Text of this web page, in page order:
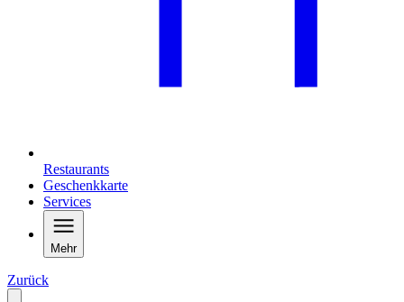
Restaurants
Geschenkkarte
Services
Mehr
Zurück